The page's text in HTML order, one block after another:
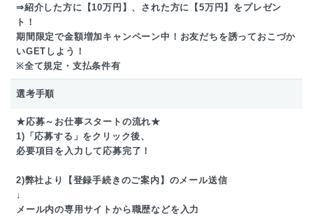
⇒紹介した方に【10万円】、された方に【5万円】をプレゼン
ト！
期間限定で金額増加キャンペーン中！お友だちを誘っておこづか
いGETしよう！
※全て規定・支払条件有
選考手順
★応募～お仕事スタートの流れ★
1)「応募する」をクリック後、
必要項目を入力して応募完了！
2)弊社より【登録手続きのご案内】のメール送信
↓
メール内の専用サイトから職歴などを入力